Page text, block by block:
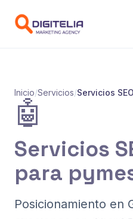
Inicio/Servicios/Servicios
🤖
Servicios
para
Posicionamiento en